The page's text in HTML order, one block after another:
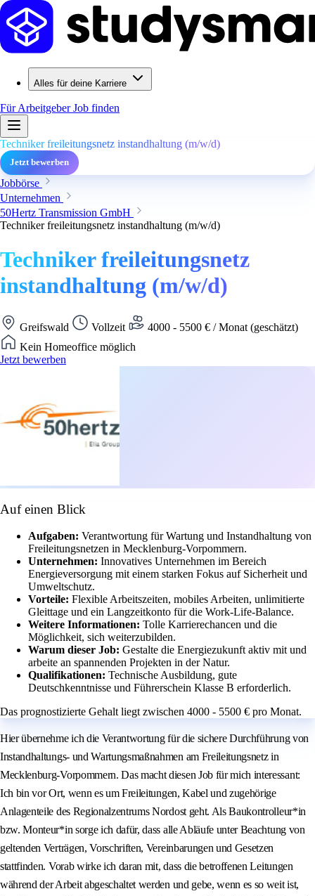
Alles für deine Karriere
Für ArbeitgeberJob finden
Techniker freileitungsnetz instandhaltung (m/w/d)
Jetzt bewerben
Jobbörse
Unternehmen
50Hertz Transmission GmbH
Techniker freileitungsnetz instandhaltung (m/w/d)
Techniker freileitungsnetz
instandhaltung (m/w/d)
Greifswald Vollzeit
4000 - 5500 € / Monat (geschätzt)
Kein Homeoffice möglich
Jetzt bewerben
Auf einen Blick
Aufgaben: Verantwortung für Wartung und Instandhaltung von
Freileitungsnetzen in Mecklenburg-Vorpommern.
Unternehmen: Innovatives Unternehmen im Bereich
Energieversorgung mit einem starken Fokus auf Sicherheit und
Umweltschutz.
Vorteile: Flexible Arbeitszeiten, mobiles Arbeiten, unlimitierte
Gleittage und ein Langzeitkonto für die Work-Life-Balance.
Weitere Informationen: Tolle Karrierechancen und die
Möglichkeit, sich weiterzubilden.
Warum dieser Job: Gestalte die Energiezukunft aktiv mit und
arbeite an spannenden Projekten in der Natur.
Qualifikationen: Technische Ausbildung, gute
Deutschkenntnisse und Führerschein Klasse B erforderlich.
Das prognostizierte Gehalt liegt zwischen 4000 - 5500 € pro Monat.
Hier übernehme ich die Verantwortung für die sichere Durchführung von
Instandhaltungs- und Wartungsmaßnahmen am Freileitungsnetz in
Mecklenburg-Vorpommern. Das macht diesen Job für mich interessant:
Ich bin vor Ort, wenn es um Freileitungen, Kabel und zugehörige
Anlagenteile des Regionalzentrums Nordost geht. Als Baukontrolleur*in
bzw. Monteur*in sorge ich dafür, dass alle Abläufe unter Beachtung von
geltenden Verträgen, Vorschriften, Vereinbarungen und Gesetzen
stattfinden. Vorab wirke ich daran mit, dass die betroffenen Leitungen
während der Arbeit abgeschaltet werden und gebe, wenn es so weit ist,